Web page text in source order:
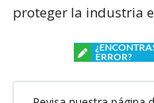
proteger la industria
ERROR?